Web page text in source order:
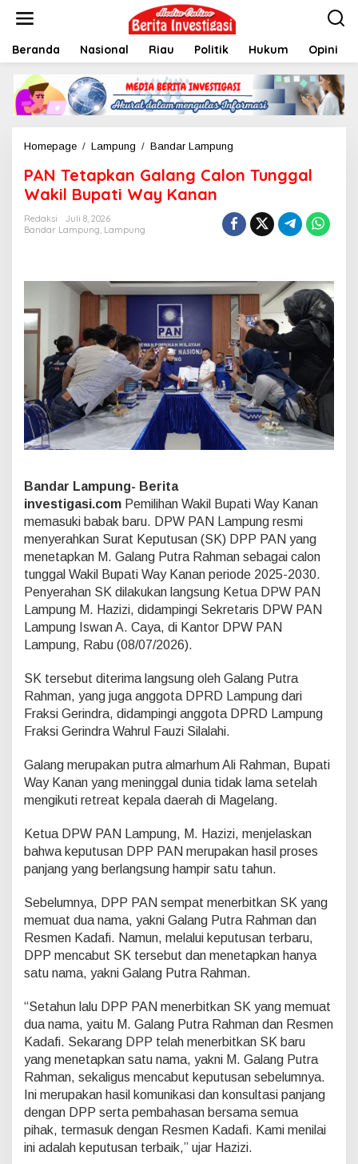
t
Beranda Nasional Riau Politik Hukum Opini
Homepage / Lampung / Bandar Lampung
N
t
a
G
a
l
a
n
g
C
a
o
n
g
g
a
W
a
k
i
l
a
t
i
K
a
n
a
PAN Tetapkan Galang Calon Tunggal
Wakil Bupati Way Kanan
Redaksi
Juli 8, 2026
Bandar Lampung, Lampung
Bandar Lampung- Berita
investigasi.com Pemilihan Wakil Bupati Way Kanan
memasuki babak baru. DPW PAN Lampung resmi
menyerahkan Surat Keputusan (SK) DPP PAN yang
menetapkan M. Galang Putra Rahman sebagai calon
tunggal Wakil Bupati Way Kanan periode 2025-2030.
Penyerahan SK dilakukan langsung Ketua DPW PAN
Lampung M. Hazizi, didampingi Sekretaris DPW PAN
Lampung Iswan A. Caya, di Kantor DPW PAN
Lampung, Rabu (08/07/2026).
SK tersebut diterima langsung oleh Galang Putra
Rahman, yang juga anggota DPRD Lampung dari
Fraksi Gerindra, didampingi anggota DPRD Lampung
Fraksi Gerindra Wahrul Fauzi Silalahi.
Galang merupakan putra almarhum Ali Rahman, Bupati
Way Kanan yang meninggal dunia tidak lama setelah
mengikuti retreat kepala daerah di Magelang.
Ketua DPW PAN Lampung, M. Hazizi, menjelaskan
bahwa keputusan DPP PAN merupakan hasil proses
panjang yang berlangsung hampir satu tahun.
Sebelumnya, DPP PAN sempat menerbitkan SK yang
memuat dua nama, yakni Galang Putra Rahman dan
Resmen Kadafi. Namun, melalui keputusan terbaru,
DPP mencabut SK tersebut dan menetapkan hanya
satu nama, yakni Galang Putra Rahman.
“Setahun lalu DPP PAN menerbitkan SK yang memuat
dua nama, yaitu M. Galang Putra Rahman dan Resmen
Kadafi. Sekarang DPP telah menerbitkan SK baru
yang menetapkan satu nama, yakni M. Galang Putra
Rahman, sekaligus mencabut keputusan sebelumnya.
Ini merupakan hasil komunikasi dan konsultasi panjang
dengan DPP serta pembahasan bersama semua
pihak, termasuk dengan Resmen Kadafi. Kami menilai
ini adalah keputusan terbaik,” ujar Hazizi.